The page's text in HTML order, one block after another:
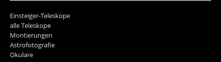
Einsteiger-Teleskope
alle Teleskope
Montierungen
Astrofotografie
Okulare